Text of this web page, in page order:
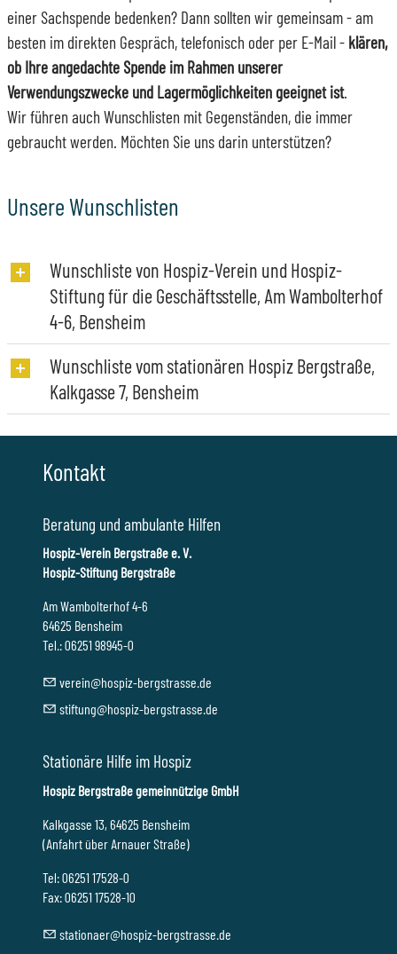
einer Sachspende bedenken? Dann sollten wir gemeinsam - am
besten im direkten Gespräch, telefonisch oder per E-Mail - klären,
ob Ihre angedachte Spende im Rahmen unserer
Verwendungszwecke und Lagermöglichkeiten geeignet ist.
Wir führen auch Wunschlisten mit Gegenständen, die immer
gebraucht werden. Möchten Sie uns darin unterstützen?
Unsere Wunschlisten
Wunschliste von Hospiz-Verein und Hospiz-
Stiftung für die Geschäftsstelle, Am Wambolterhof
4-6, Bensheim
Wunschliste vom stationären Hospiz Bergstraße,
Kalkgasse 7, Bensheim
Kontakt
Beratung und ambulante Hilfen
Hospiz-Verein Bergstraße e. V.
Hospiz-Stiftung Bergstraße
Am Wambolterhof 4-6
64625 Bensheim
Tel.: 06251 98945-0
v r n h sp z-b rgstr ss d
stft ng h sp z-b rgstr ss d
Stationäre Hilfe im Hospiz
Hospiz Bergstraße gemeinnützige GmbH
Kalkgasse 13, 64625 Bensheim
(Anfahrt über Arnauer Straße)
Tel: 06251 17528-0
Fax: 06251 17528-10
st t n r h sp z-b rgstr ss d